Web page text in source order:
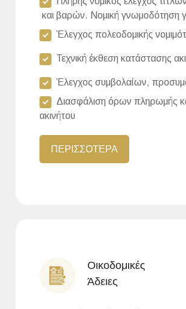
και βαρών. Νομική γνωμοδότηση
Έλεγχος πολεοδομικής
Τεχνική έκθεση κατάστασης
Έλεγχος συμβολαίων,
Διασφάλιση όρων πληρωμής
ακινήτου
ΠΕΡΙΣΣΟΤΕΡΑ
Οικοδομικές
Άδειες